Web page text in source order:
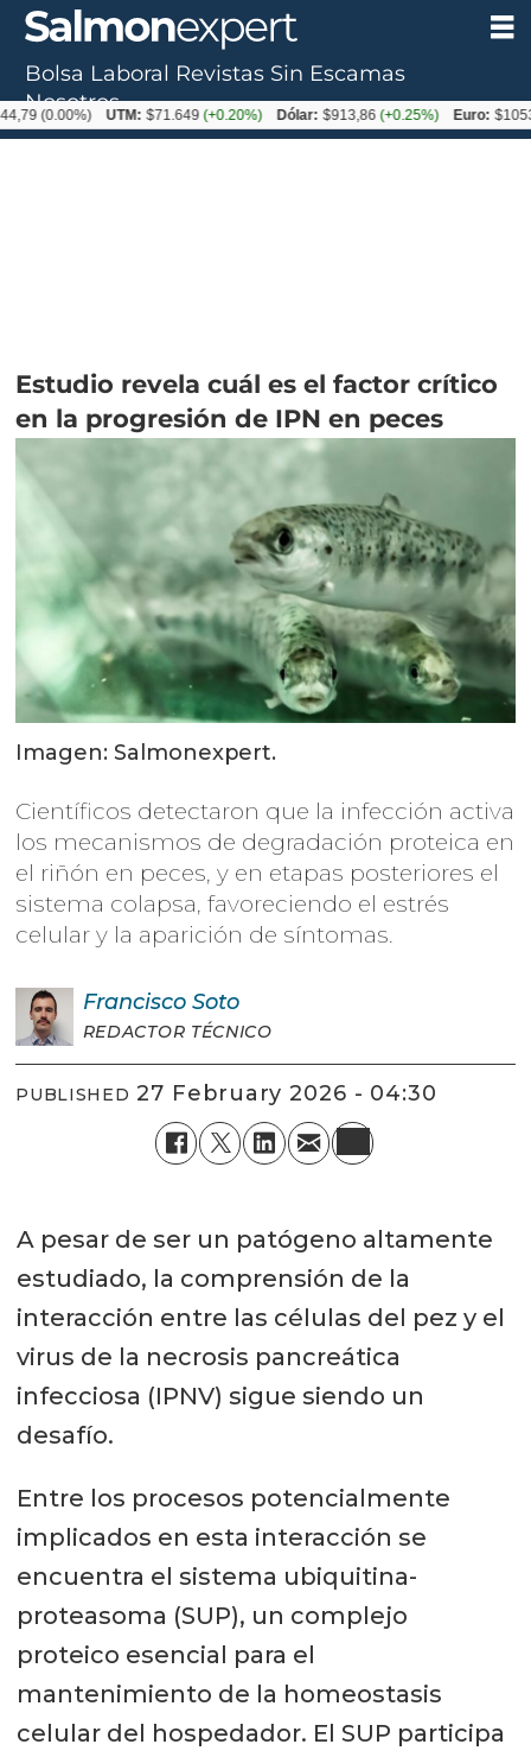
Estudio revela cuál es el factor crítico
en la progresión de IPN en peces
Imagen: Salmonexpert.
Científicos detectaron que la infección activa
los mecanismos de degradación proteica en
el riñón en peces, y en etapas posteriores el
sistema colapsa, favoreciendo el estrés
celular y la aparición de síntomas.
Francisco Soto
REDACTOR TÉCNICO
PUBLISHED 27 February 2026 - 04:30
A pesar de ser un patógeno altamente
estudiado, la comprensión de la
interacción entre las células del pez y el
virus de la necrosis pancreática
infecciosa (IPNV) sigue siendo un
desafío.
Entre los procesos potencialmente
implicados en esta interacción se
encuentra el sistema ubiquitina-
proteasoma (SUP), un complejo
proteico esencial para el
mantenimiento de la homeostasis
celular del hospedador. El SUP participa
Bolsa Laboral Revistas Sin Escamas
Nosotros
UTM: $71.649(+0.20%) Dólar: $913,86(+0.25%) Euro: $1053,08(-